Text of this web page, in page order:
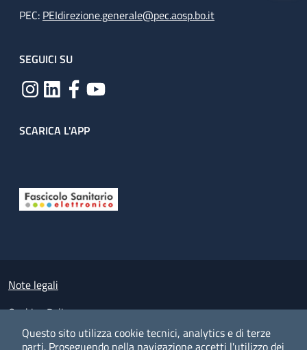
Questo sito utilizza cookie tecnici, analytics e di terze
parti. Proseguendo nella navigazione accetti l'utilizzo dei
PEC: PEIdirezione.generale@pec.aosp.bo.it
SEGUICI SU
SCARICA L'APP
Small prints
Note legali
Cookies Policy
Policy privacy e protezione del dato personale